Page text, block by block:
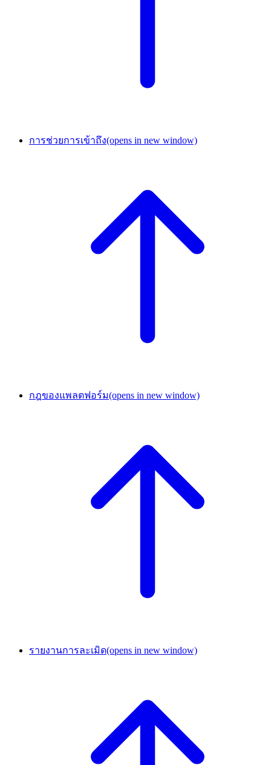
การช่วยการเข้าถึง(opens in new window)
กฎของแพลตฟอร์ม(opens in new window)
รายงานการละเมิด(opens in new window)